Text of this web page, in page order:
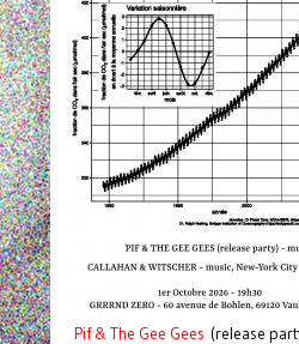
Pif& The Gee Gees (release